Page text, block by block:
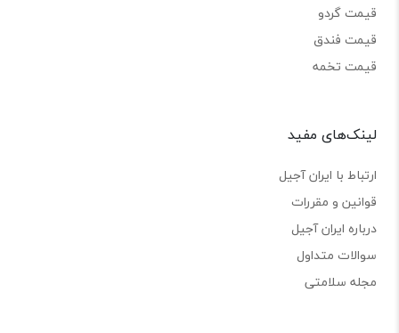
قیمت گردو
قیمت فندق
قیمت تخمه
لینک‌های مفید
ارتباط با ایران آجیل
قوانین و مقررات
درباره ایران آجیل
سوالات متداول
مجله سلامتی